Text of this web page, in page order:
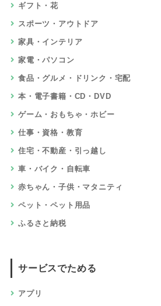
ギフト・花
スポーツ・アウトドア
家具・インテリア
家電・パソコン
食品・グルメ・ドリンク・宅配
本・電子書籍・CD・DVD
ゲーム・おもちゃ・ホビー
仕事・資格・教育
住宅・不動産・引っ越し
車・バイク・自転車
赤ちゃん・子供・マタニティ
ペット・ペット用品
ふるさと納税
サービスでためる
アプリ